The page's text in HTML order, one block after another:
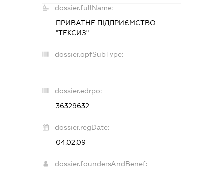
dossier.fullName:
ПРИВАТНЕ ПІДПРИЄМСТВО
"ТЕКСИЗ"
dossier.opfSubType:
-
dossier.edrpo:
36329632
dossier.regDate:
04.02.09
dossier.foundersAndBenef: